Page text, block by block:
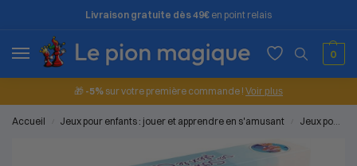
Livraison gratuite dès 49€ en point relais
0
🎁 -5% sur votre première commande ! Voir plus
Accueil Jeux pour enfants : jouer et apprendre en s'amusant Jeux pour les petits (2 à 4 ans)